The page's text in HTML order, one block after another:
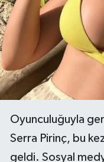
Oyunculuğuyla
Serra Pirinç, bu
geldi. Sosyal